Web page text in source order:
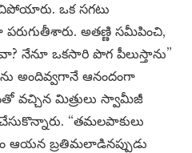
ఒక సగటు
అతణ్ణి సమీపించి,
నేనూ ఒకసారి పొగ పీలుస్తాను”
అందివ్వగానే ఆనందంగా
వచ్చిన మిత్రులు స్వామీజీ
“తమలపాకులు
ఆయన బ్రతిమలాడినప్పుడు